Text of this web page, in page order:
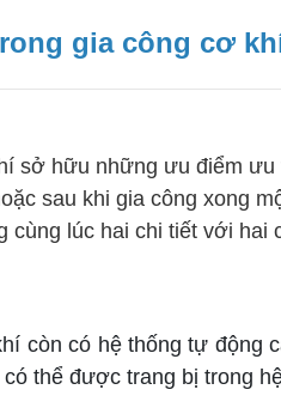
gia công cơ
sở hữu những ưu điểm
sau khi gia công xong
cùng lúc hai chi tiết với hai
còn có hệ thống tự động
thể được trang bị trong